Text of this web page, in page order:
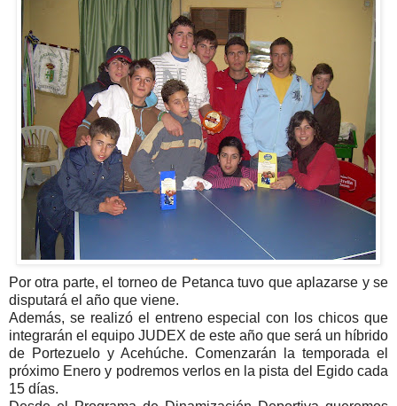
Por otra parte, el torneo de Petanca tuvo que aplazarse y se
disputará el año que viene.
Además, se realizó el entreno especial con los chicos que
integrarán el equipo JUDEX de este año que será un híbrido
de Portezuelo y Acehúche. Comenzarán la temporada el
próximo Enero y podremos verlos en la pista del Egido cada
15 días.